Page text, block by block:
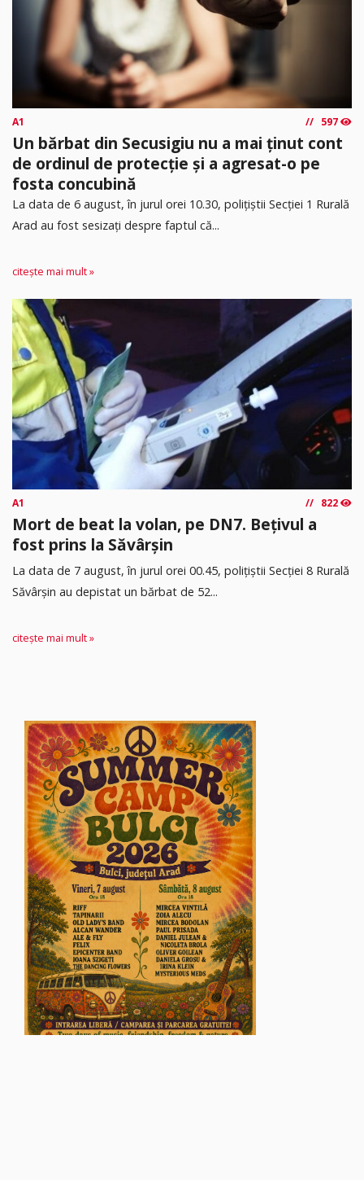
A1 597
Un bărbat din Secusigiu nu a mai ținut cont
de ordinul de protecție și a agresat-o pe
fosta concubină
​La data de 6 august, în jurul orei 10.30, polițiștii Secției 1 Rurală
Arad au fost sesizați despre faptul că...
citește mai mult »
A1 822
Mort de beat la volan, pe DN7. Bețivul a
fost prins la Săvârșin
​La data de 7 august, în jurul orei 00.45, polițiștii Secției 8 Rurală
Săvârșin au depistat un bărbat de 52...
citește mai mult »